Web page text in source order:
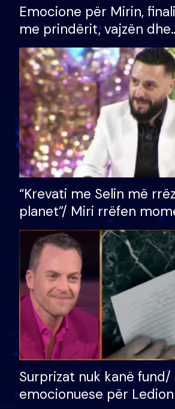
Emocione për Mirin,
me prindërit, vajzën dhe
bashkëshorten: S’kemi
divorci apo jo?
“Krevati me Selin më
planet”/ Miri rrëfen
bukura në shtëpinë e BB
mungojë zilja e
Surprizat nuk kanë fund/
emocionuese për